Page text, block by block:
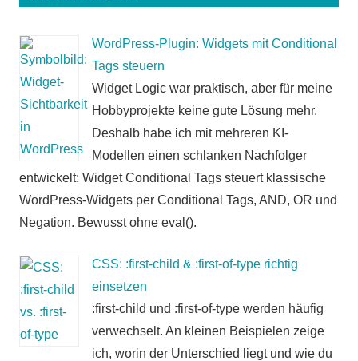
WordPress-Plugin: Widgets mit Conditional
Tags steuern
Widget Logic war praktisch, aber für meine
Hobbyprojekte keine gute Lösung mehr.
Deshalb habe ich mit mehreren KI-
Modellen einen schlanken Nachfolger
entwickelt: Widget Conditional Tags steuert klassische
WordPress-Widgets per Conditional Tags, AND, OR und
Negation. Bewusst ohne eval().
CSS: :first-child & :first-of-type richtig
einsetzen
:first-child und :first-of-type werden häufig
verwechselt. An kleinen Beispielen zeige
ich, worin der Unterschied liegt und wie du